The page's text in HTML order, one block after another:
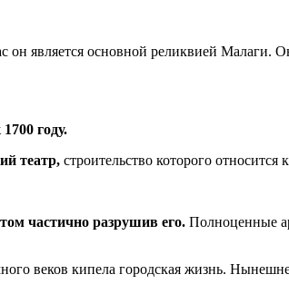
является основной реликвией Малаги.
году.
театр, строительство которого относится
частично разрушив его. Полноценные
веков кипела городская жизнь.